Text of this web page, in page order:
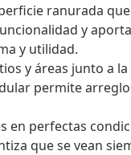
ranurada
y
y utilidad.
y áreas junto a
permite
en perfectas
que se vean